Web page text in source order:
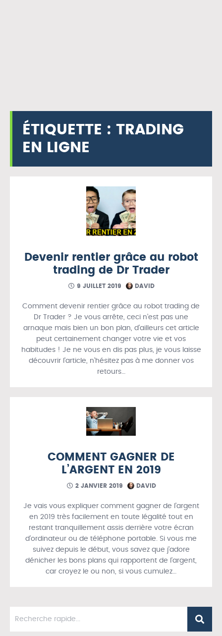
ÉTIQUETTE : TRADING
EN LIGNE
Devenir rentier grâce au robot
trading de Dr Trader
9 JUILLET 2019 DAVID
Comment devenir rentier grâce au robot trading de
Dr Trader ? Je vous arrête, ceci n’est pas une
arnaque mais bien un bon plan, d’ailleurs cet article
peut certainement changer votre vie et vos
habitudes ! Je ne vous en dis pas plus, je vous laisse
découvrir l’article, n’hésitez pas à me donner vos
retours…
COMMENT GAGNER DE
L’ARGENT EN 2019
2 JANVIER 2019 DAVID
Je vais vous expliquer comment gagner de l’argent
en 2019 très facilement en toute légalité tout en
restant tranquillement assis derrière votre écran
d’ordinateur ou de téléphone portable. Si vous me
suivez depuis le début, vous savez que j’adore
dénicher les bons plans qui rapportent de l’argent,
car croyez le ou non, si vous cumulez…